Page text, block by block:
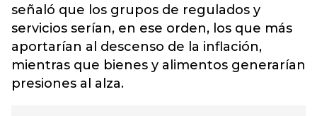
señaló que los grupos de regulados y
servicios serían, en ese orden, los que más
aportarían al descenso de la inflación,
mientras que bienes y alimentos generarían
presiones al alza.